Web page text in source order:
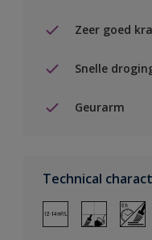
Zeer goed
Snelle
Geurarm
Technical